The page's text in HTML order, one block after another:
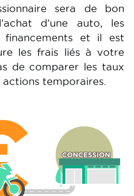
sera de bon
d’une auto, les
financements et il est
les frais liés à votre
de comparer les taux
temporaires.